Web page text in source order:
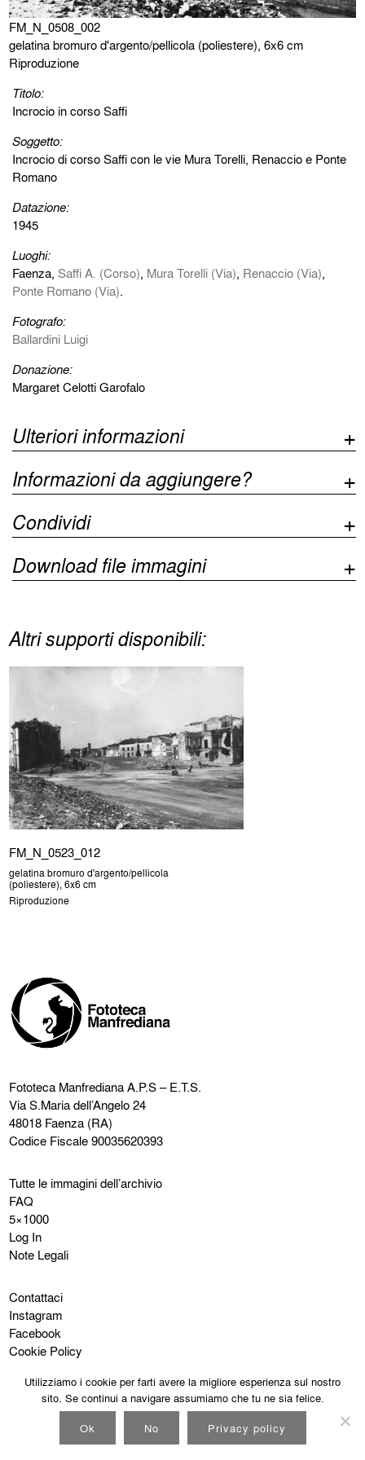
FM_N_0508_002
gelatina bromuro d'argento/pellicola (poliestere), 6x6 cm
Riproduzione
Titolo:
Incrocio in corso Saffi
Soggetto:
Incrocio di corso Saffi con le vie Mura Torelli, Renaccio e Ponte
Romano
Datazione:
1945
Luoghi:
Faenza, Saffi A. (Corso), Mura Torelli (Via), Renaccio (Via),
Ponte Romano (Via).
Fotografo:
Ballardini Luigi
Donazione:
Margaret Celotti Garofalo
Ulteriori informazioni
Informazioni da aggiungere?
Condividi
Download file immagini
Altri supporti disponibili:
FM_N_0523_012
gelatina bromuro d'argento/pellicola
(poliestere), 6x6 cm
Riproduzione
Fototeca ManfredianaA.P.S – E.T.S.
Via S.Maria dell’Angelo 24
48018 Faenza (RA)
Codice Fiscale 90035620393
Tutte le immagini dell’archivio
FAQ
5×1000
Log In
Note Legali
Contattaci
Instagram
Facebook
Cookie Policy
Utilizziamo i cookie per farti avere la migliore esperienza sul nostro
sito. Se continui a navigare assumiamo che tu ne sia felice.
Ok
No Privacy policy